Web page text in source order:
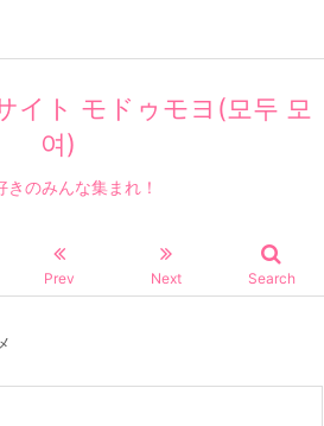
イト モドゥモヨ(모두 모
여)
きのみんな集まれ！
Prev Next Search